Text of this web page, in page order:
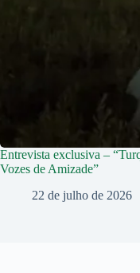
Entrevista exclusiva –
Vozes de Amizade”
22 de julho de 2026